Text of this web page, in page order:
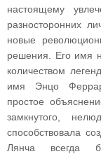
настоящему
разносторонних
новые
решения. Его имя
количеством
имя Энцо
простое
замкнутого,
способствовала
Лянча всегда